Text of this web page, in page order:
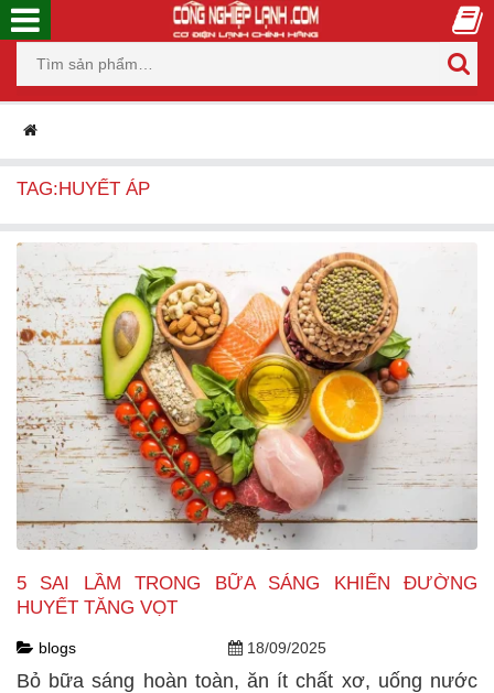
TAG:HUYẾT ÁP
5 SAI LẦM TRONG BỮA SÁNG KHIẾN ĐƯỜNG
HUYẾT TĂNG VỌT
blogs 18/09/2025
Bỏ bữa sáng hoàn toàn, ăn ít chất xơ, uống nước